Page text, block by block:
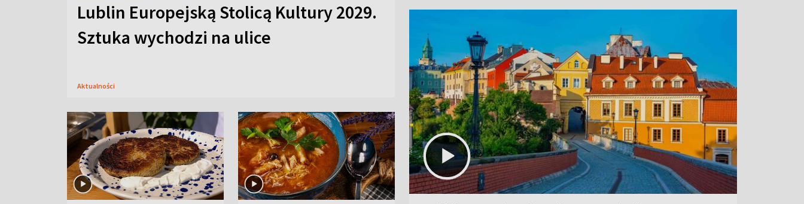
Lublin Europejską Stolicą Kultury 2029.
Sztuka wychodzi na ulice
Aktualności